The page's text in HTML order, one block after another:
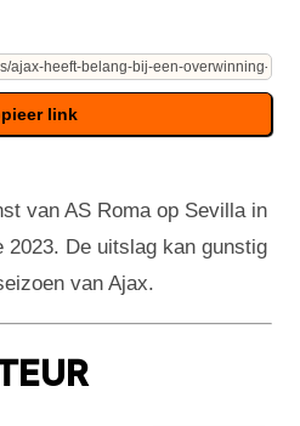
van AS Roma op Sevilla in
2023. De uitslag kan gunstig
van Ajax.